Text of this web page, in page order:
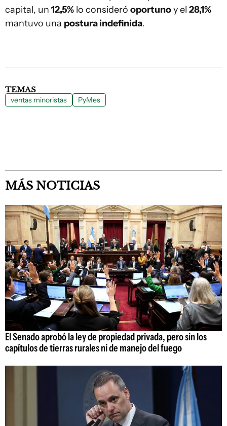
capital, un 12,5% lo consideró oportunoy el 28,1%
mantuvo una postura indefinida.
TEMAS
ventas minoristas PyMes
MÁS NOTICIAS
El Senado aprobó la ley de propiedad privada, pero sin los
capítulos de tierras rurales ni de manejo del fuego